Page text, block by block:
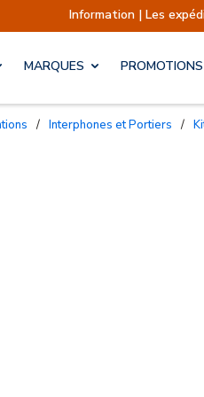
Information | Les expéditions
MARQUES PROMOTIONS
/ Interphones et Portiers /